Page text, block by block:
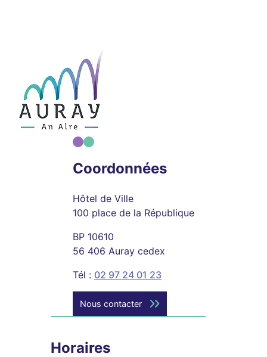
Coordonnées
Hôtel de Ville
100 place de la République
BP 10610
56 406 Auray cedex
Tél : 02 97 24 01 23
Nous contacter
Horaires